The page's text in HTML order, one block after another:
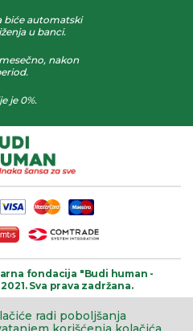
biće automatski
u banci.
nakon
je 0%.
fondacija "Budi human -
Sva prava zadržana.
radi poboljšanja